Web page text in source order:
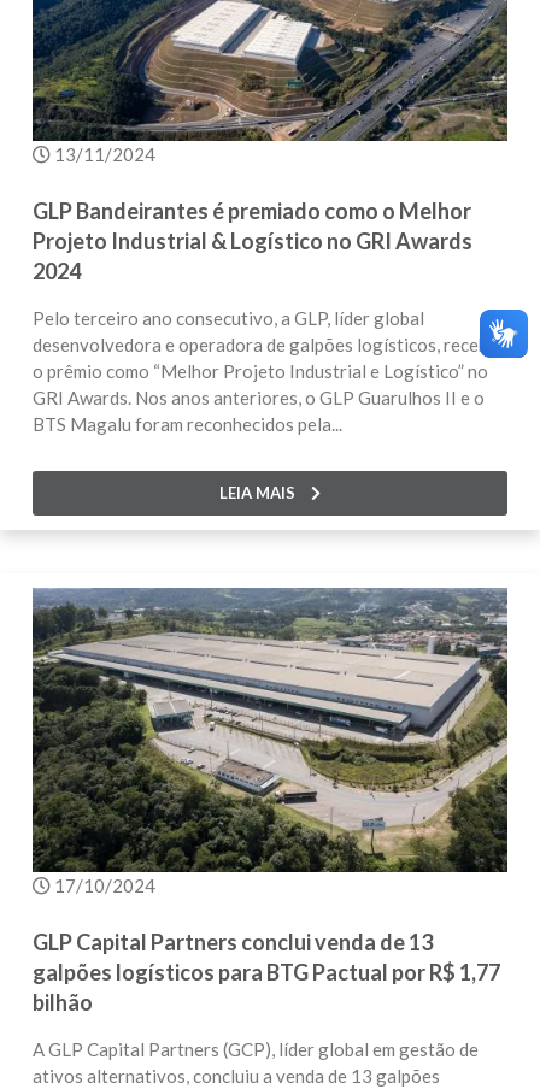
13/11/2024
GLP Bandeirantes é premiado como o Melhor
Projeto Industrial & Logístico no GRI Awards
2024
Pelo terceiro ano consecutivo, a GLP, líder global
desenvolvedora e operadora de galpões logísticos, recebe
o prêmio como “Melhor Projeto Industrial e Logístico” no
GRI Awards. Nos anos anteriores, o GLP Guarulhos II e o
BTS Magalu foram reconhecidos pela...
LEIA MAIS
17/10/2024
GLP Capital Partners conclui venda de 13
galpões logísticos para BTG Pactual por R$ 1,77
bilhão
A GLP Capital Partners (GCP), líder global em gestão de
ativos alternativos, concluiu a venda de 13 galpões